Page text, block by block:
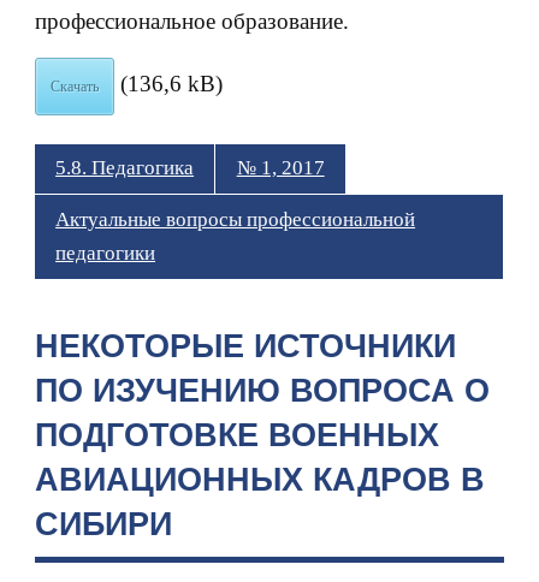
профессиональное образование.
Скачать (136,6 kB)
5.8. Педагогика № 1, 2017
Актуальные вопросы профессиональной
педагогики
НЕКОТОРЫЕ ИСТОЧНИКИ
ПО ИЗУЧЕНИЮ ВОПРОСА О
ПОДГОТОВКЕ ВОЕННЫХ
АВИАЦИОННЫХ КАДРОВ В
СИБИРИ